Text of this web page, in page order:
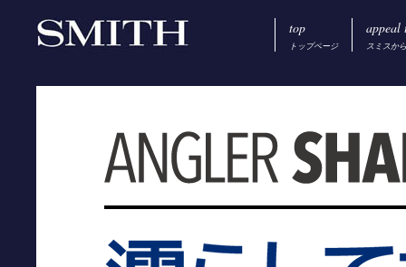
top
トップページ
appeal
スミスか